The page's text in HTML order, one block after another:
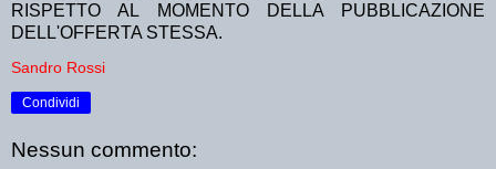
RISPETTO AL MOMENTO DELLA PUBBLICAZIONE
DELL'OFFERTA STESSA.
Sandro Rossi
Condividi
Nessun commento: